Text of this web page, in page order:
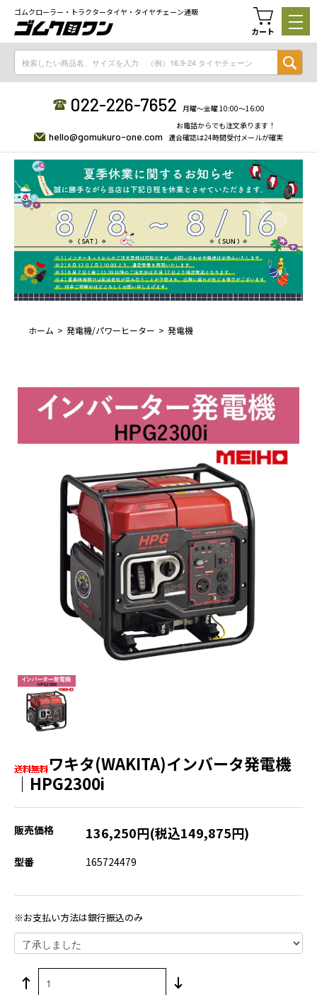
ゴムクローラー・トラクタータイヤ・タイヤチェーン通販
カート
022-226-7652 月曜〜金曜 10:00〜16:00
hello@gomukuro-one.com
お電話からでも注文承ります！
適合確認は24時間受付メールが確実
ホーム 発電機/パワーヒーター 発電機
ワキタ(WAKITA)インバータ発電機
｜HPG2300i
販売価格 136,250円(税込149,875円)
型番 165724479
※お支払い方法は銀行振込のみ